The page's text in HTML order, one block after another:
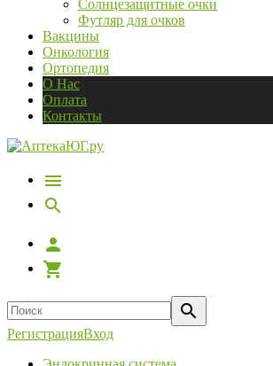
Солнцезащитные очки
Футляр для очков
Вакцины
Онкология
Ортопедия
О Нас
Оплата
Контакты
РегистрацияВход